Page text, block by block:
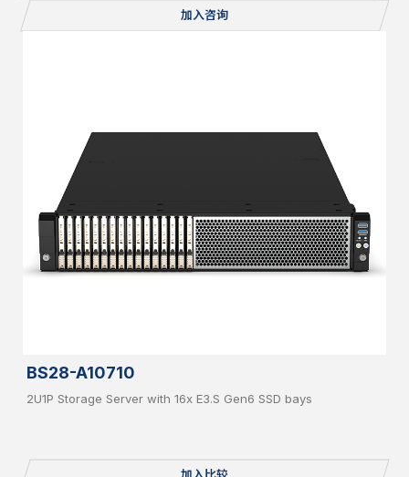
加入咨询
BS28-A10710
2U1P Storage Server with 16x E3.S Gen6 SSD bays